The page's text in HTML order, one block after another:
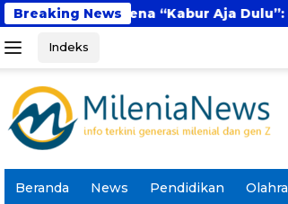
Breaking News
Aja Dulu”: Tren Sesaat atau
Indeks
Beranda News Pendidikan